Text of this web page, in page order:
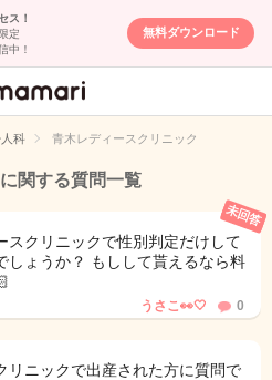
ス！
定
中！
無料ダウンロード
用匿名QA
科 青木レディースクリニック
関する質問一覧
スクリニックで性別判定だけして
しょうか？ もしして貰えるなら料
未回答
うさこ👀🤍 0
リニックで出産された方に質問で